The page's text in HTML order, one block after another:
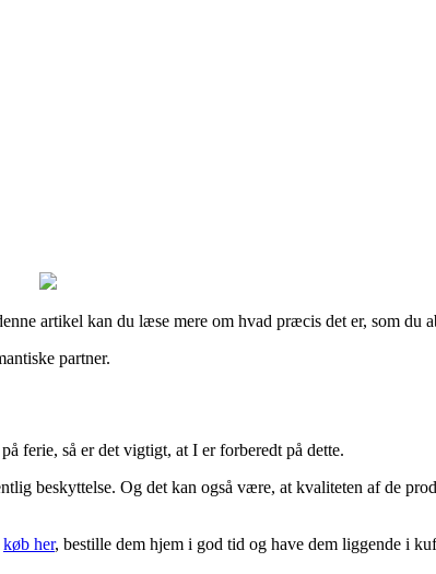
artikel kan du læse mere om hvad præcis det er, som du
partner.
ferie, så er det vigtigt, at I er forberedt på dette.
beskyttelse. Og det kan også være, at kvaliteten af de
køb her, bestille dem hjem i god tid og have dem liggende i